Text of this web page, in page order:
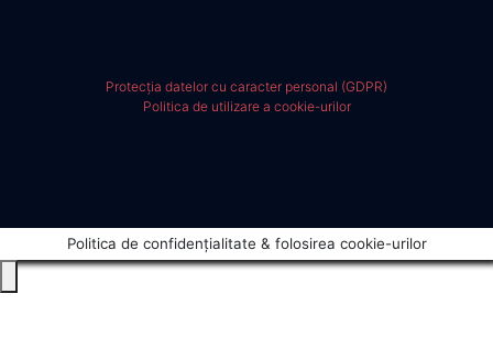
Protecția datelor cu caracter personal (GDPR)
Politica de utilizare a cookie-urilor
Politica de confidențialitate & folosirea cookie-urilor